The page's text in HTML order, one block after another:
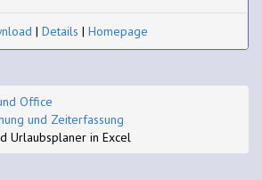
| Details | Homepage
Office
und Zeiterfassung
Urlaubsplaner in Excel